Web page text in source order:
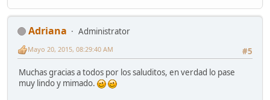
Adriana
Administrator
#5
Mayo 20, 2015, 08:29:40 AM
Muchas gracias a todos por los saluditos, en verdad lo pase
muy lindo y mimado.